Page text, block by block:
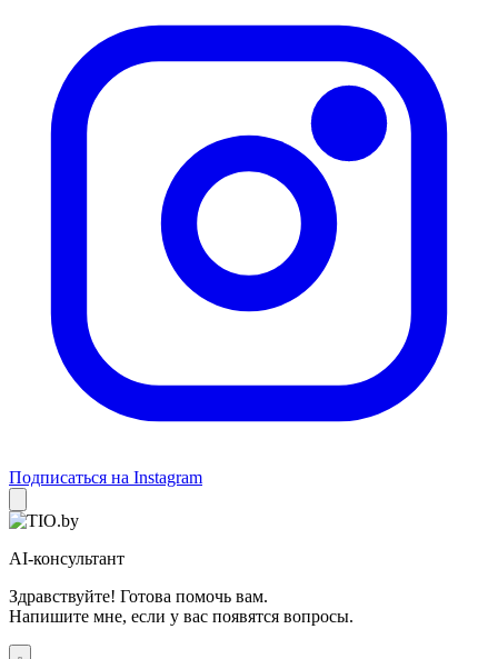
Подписаться на Instagram
AI-консультант
Здравствуйте! Готова помочь вам.
Напишите мне, если у вас появятся вопросы.